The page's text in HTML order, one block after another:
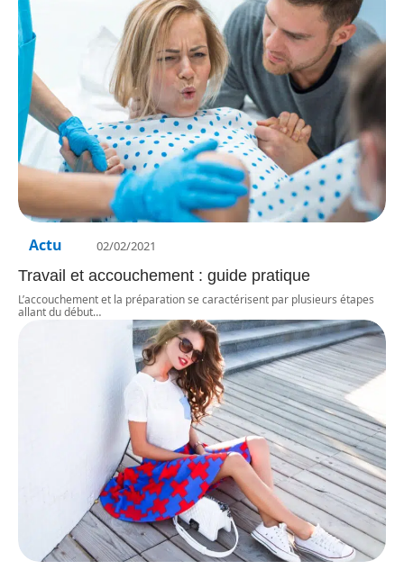
Actu 02/02/2021
Travail et accouchement : guide pratique
L’accouchement et la préparation se caractérisent par plusieurs étapes
allant du début…